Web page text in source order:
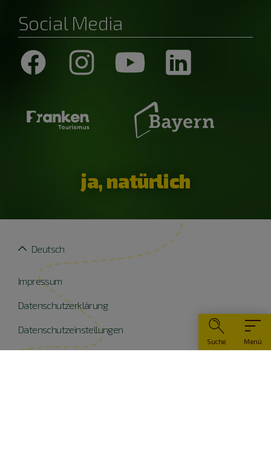
Menü
Suche
Social Media
ja, natürlich
Impressum
Datenschutzerklärung
Datenschutzeinstellungen
Widerruf erklären
Deutsch